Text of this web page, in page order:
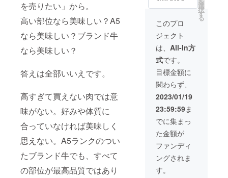
を売りたい」から。
高い部位なら美味しい？A5
なら美味しい？ブランド牛
なら美味しい？
答えは全部いいえです。
高すぎて買えない肉では意
味がない。好みや体質に
合っていなければ美味しく
思えない。A5ランクのつい
たブランド牛でも、すべて
の部位が最高品質ではあり
召し上
なれな
い場合
は冷凍
庫で保
管し、
できる
だけ早
くお召
りくだ
さい。
＊受取
可能日
を第3希
望まで
備考欄
ヤマト
ル宅急
便【冷
蔵】に
て発送
いたし
ます。
賞味期
限は加
工日を
含めて
３日で
す。到
着後す
ぐにお
召し上
がりに
なれな
い場合
れま
品開封
前には
必ずお
届けの
ンに貼
付され
たラベ
ルや注
意書き
をご確
認くだ
さい。
＊精肉
は発送
日当日
に加工
し、経
冷凍は
めして
おりま
ん。
＊精肉
は発送
日当日
に加工
木にお
つつみ
す。ク
ロネコ
のクー
ラ、
ス、肩
ロース
（各１
００
ｇ） 信
玄どり
のもも
肉、セ
（各１
５０
ｇ）が
入っ
た、超
豪華
版。全
年3月末
える
10%OF
Fクーポ
ン。ス
テーキ
の焼き
方レシ
ピ付
き。 圧
倒的な
柔らか
さの
シャ
トーブ
リアン
を贅沢
に厚切
りいた
選
択
す
る
このプロ
ジェクト
は、 All-In方
式です。
目標金額に
関わらず、
2023/01/19
23:59:59ま
でに集まっ
た金額が
ファンディ
ングされま
す。